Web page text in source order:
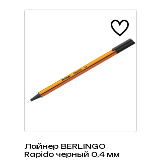
Лайнер BERLINGO
Rapido черный 0,4 мм